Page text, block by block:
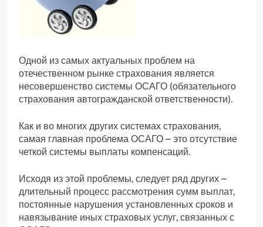
Одной из самых актуальных проблем на
отечественном рынке страхования является
несовершенство системы ОСАГО (обязательного
страхования автогражданской ответственности).
Как и во многих других системах страхования,
самая главная проблема ОСАГО – это отсутствие
четкой системы выплаты компенсаций.
Исходя из этой проблемы, следует ряд других –
длительный процесс рассмотрения сумм выплат,
постоянные нарушения установленных сроков и
навязывание иных страховых услуг, связанных с